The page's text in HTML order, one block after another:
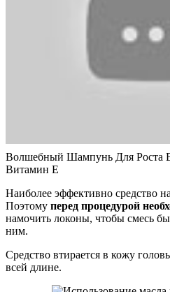
Волшебный Шампунь Для Роста
Витамин Е
Наиболее эффективно средство
Поэтому перед процедурой
намочить локоны, чтобы смесь
ним.
Средство втирается в кожу
всей длине.